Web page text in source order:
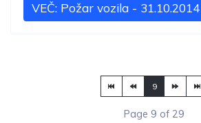
VEČ: Požar vozila - 31.10.2014
9
Page 9 of 29